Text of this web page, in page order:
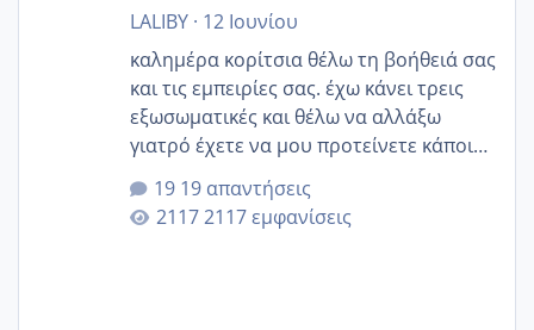
LALIBY· 12 Ιουνίου
καλημέρα κορίτσια θέλω τη βοήθειά σας
και τις εμπειρίες σας. έχω κάνει τρεις
εξωσωματικές και θέλω να αλλάξω
γιατρό έχετε να μου προτείνετε κάποιον
που μείνατε ευχαριστημένες και είχατε
επιιτυχία? έκανα στο υγεία με τον
ζερβομανωλάκη (δεν το εψαξε καθόλου
19 απαντήσεις
2117 εμφανίσεις